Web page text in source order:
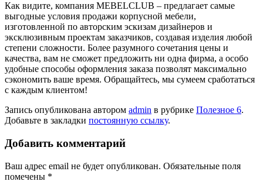
Как видите, компания MEBELCLUB – предлагает самые
выгодные условия продажи корпусной мебели,
изготовленной по авторским эскизам дизайнеров и
эксклюзивным проектам заказчиков, создавая изделия любой
степени сложности. Более разумного сочетания цены и
качества, вам не сможет предложить ни одна фирма, а особо
удобные способы оформления заказа позволят максимально
сэкономить ваше время. Обращайтесь, мы сумеем сработаться
с каждым клиентом!
Запись опубликована автором admin в рубрике Полезное 6.
Добавьте в закладки постоянную ссылку.
Добавить комментарий
Ваш адрес email не будет опубликован. Обязательные поля
помечены *